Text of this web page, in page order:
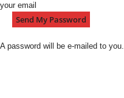
your email
A password will be e-mailed to you.